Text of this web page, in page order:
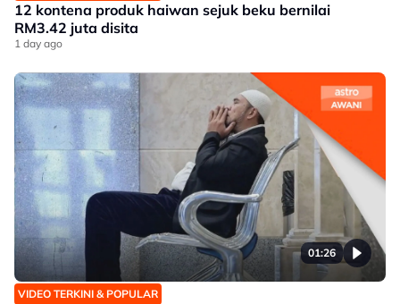
12 kontena produk haiwan sejuk beku bernilai
RM3.42 juta disita
1 day ago
01:26
VIDEO TERKINI & POPULAR